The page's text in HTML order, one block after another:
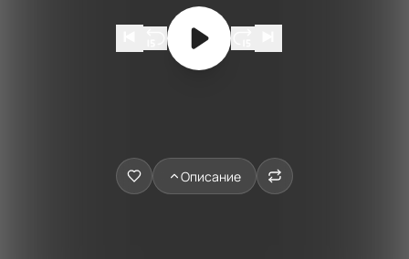
Описание